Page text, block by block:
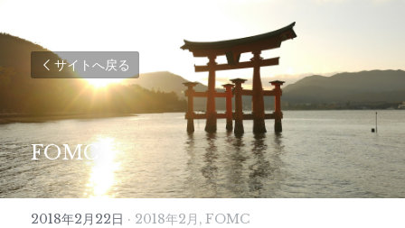
サイトへ戻る
FOMC
2018年2月22日 · 2018年2月, FOMC